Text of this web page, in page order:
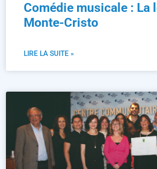
Comédie musicale : La
Monte-Cristo
LIRE LA SUITE »